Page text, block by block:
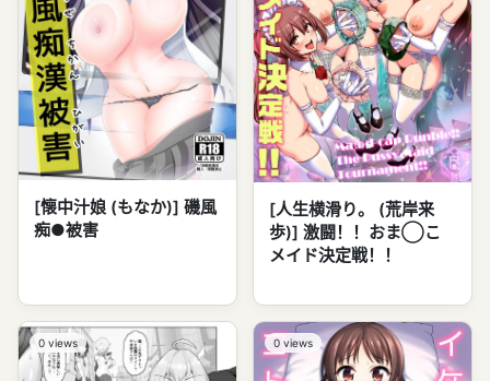
[懐中汁娘 (もなか)] 磯風
痴●被害
[人生横滑り。 (荒岸来
歩)] 激闘！！おま◯こ
メイド決定戦！！
0 views 0 views